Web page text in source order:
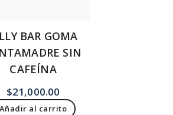
BAR GOMA
SIN
CAFEÍNA
$21,000.00
Añadir al carrito